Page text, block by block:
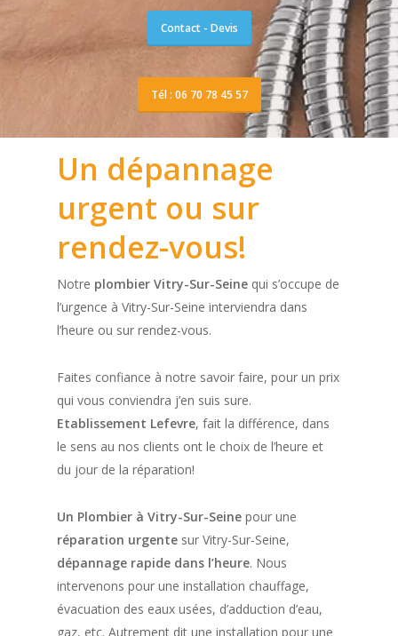
Contact - Devis
Tél : 06 70 78 45 57
Un dépannage
urgent ou sur
rendez-vous!
Notre plombier Vitry-Sur-Seine qui s’occupe de
l’urgence à Vitry-Sur-Seine interviendra dans
l’heure ou sur rendez-vous.
Faites confiance à notre savoir faire, pour un prix
qui vous conviendra j’en suis sure.
Etablissement Lefevre, fait la différence, dans
le sens au nos clients ont le choix de l’heure et
du jour de la réparation!
Un Plombier à Vitry-Sur-Seinepour une
réparation urgente sur Vitry-Sur-Seine,
dépannage rapide dans l’heure. Nous
intervenons pour une installation chauffage,
évacuation des eaux usées, d’adduction d’eau,
gaz, etc. Autrement dit une installation pour une